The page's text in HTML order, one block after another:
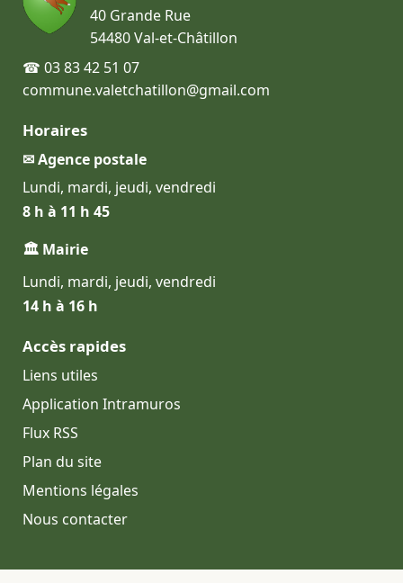
40 Grande Rue
54480 Val-et-Châtillon
☎ 03 83 42 51 07
commune.valetchatillon@gmail.com
Horaires
✉ Agence postale
Lundi, mardi, jeudi, vendredi
8 h à 11 h 45
🏛 Mairie
Lundi, mardi, jeudi, vendredi
14 h à 16 h
Accès rapides
Liens utiles
Application Intramuros
Flux RSS
Plan du site
Mentions légales
Nous contacter